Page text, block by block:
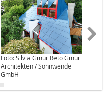
Foto: Silvia Gmür Reto Gmür
Architekten / Sonnwende
GmbH